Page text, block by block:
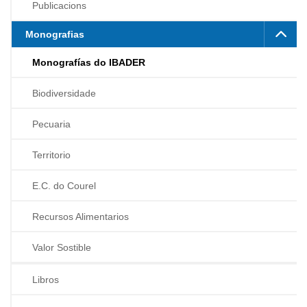
Publicacions
Monografias
Monografías do IBADER
Biodiversidade
Pecuaria
Territorio
E.C. do Courel
Recursos Alimentarios
Valor Sostible
Libros